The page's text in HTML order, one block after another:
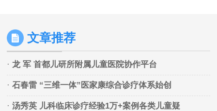
文章推荐
· 龙 军 首都儿研所附属儿童医院协作平台
· 石春雷 “三维一体”医家康综合诊疗体系始创
· 汤秀英 儿科临床诊疗经验1万+案例各类儿童疑